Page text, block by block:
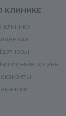
КЛИНИКЕ
клинике
органы